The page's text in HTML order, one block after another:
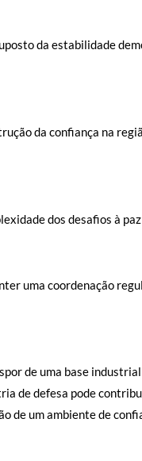
da estabilidade
da confiança na
dos desafios à
uma coordenação
de uma base
de defesa pode
de um ambiente de